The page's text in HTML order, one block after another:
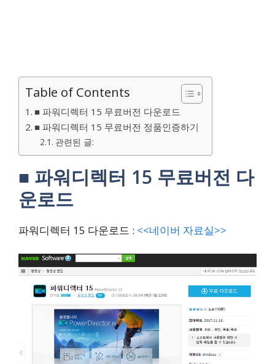
Table of Contents
■ 파워디렉터 15 무료버전 다운로드
■ 파워디렉터 15 무료버전 정품인증하기
관련된 글:
■ 파워디렉터 15 무료버전 다
운로드
파워디렉터 15 다운로드 : <<네이버 자료실>>